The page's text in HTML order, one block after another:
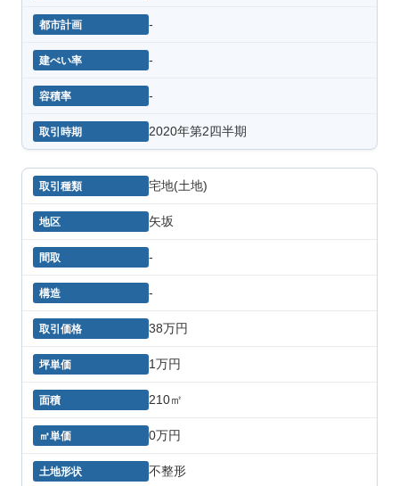
-
-
-
2020年第2四半期
宅地(土地)
矢坂
-
-
38万円
1万円
210㎡
0万円
不整形